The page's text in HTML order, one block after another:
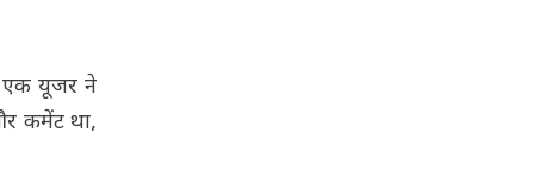
एक यूजर ने
कमेंट था,